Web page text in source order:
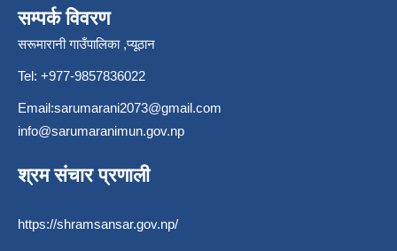
सम्पर्क विवरण
सरूमारानी गाउँपालिका ,प्यूठान
Tel: +977-9857836022
Email:sarumarani2073@gmail.com
info@sarumaranimun.gov.np
श्रम संचार प्रणाली
https://shramsansar.gov.np/